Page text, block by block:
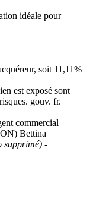
idéale pour
soit 11,11%
est exposé sont
gouv. fr.
commercial
Bettina
supprimé) -